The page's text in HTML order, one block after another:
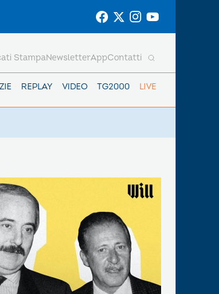
REPLAY VIDEO TG2000 LIVE
StampaNewsletterAppContatti